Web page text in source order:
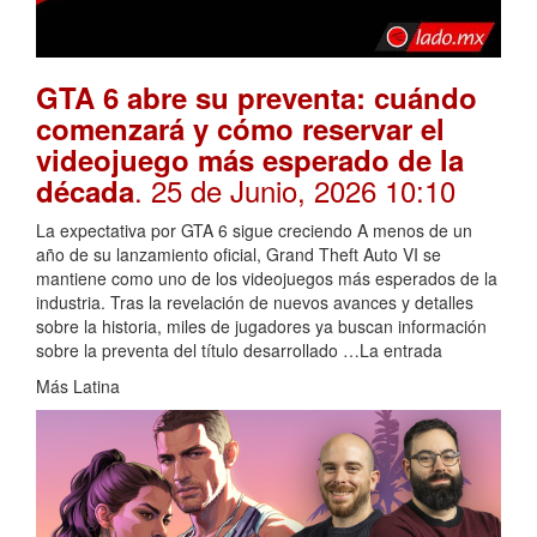
GTA 6 abre su preventa: cuándo
comenzará y cómo reservar el
videojuego más esperado de la
década. 25 de Junio, 2026 10:10
La expectativa por GTA 6 sigue creciendo A menos de un
año de su lanzamiento oficial, Grand Theft Auto VI se
mantiene como uno de los videojuegos más esperados de la
industria. Tras la revelación de nuevos avances y detalles
sobre la historia, miles de jugadores ya buscan información
sobre la preventa del título desarrollado …La entrada
Más Latina